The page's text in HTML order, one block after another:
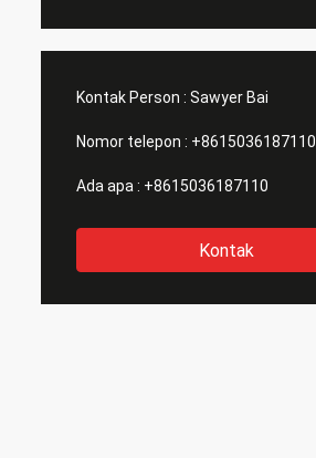
Kontak Person : Sawyer Bai
Nomor telepon : +8615036187110
Ada apa : +8615036187110
Kontak